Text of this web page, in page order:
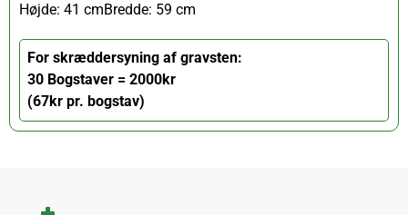
Højde: 41 cmBredde: 59 cm
For skræddersyning af gravsten:
30 Bogstaver = 2000kr
(67kr pr. bogstav)